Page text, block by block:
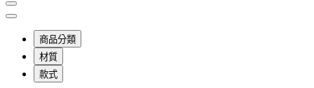
商品分類
材質
款式